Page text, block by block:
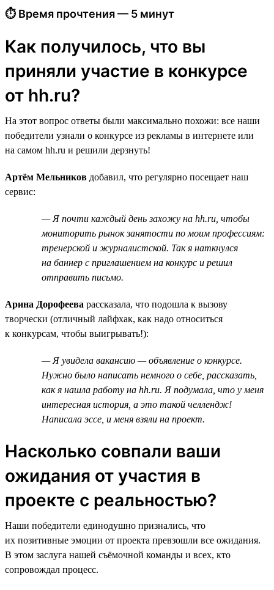
⏱ Время прочтения — 5 минут
Как получилось, что вы
приняли участие в конкурсе
от hh.ru?
На этот вопрос ответы были максимально похожи: все наши
победители узнали о конкурсе из рекламы в интернете или
на самом hh.ru и решили дерзнуть!
Артём Мельников добавил, что регулярно посещает наш
сервис:
— Я почти каждый день захожу на hh.ru, чтобы
мониторить рынок занятости по моим профессиям:
тренерской и журналистской. Так я наткнулся
на баннер с приглашением на конкурс и решил
отправить письмо.
Арина Дорофеева рассказала, что подошла к вызову
творчески (отличный лайфхак, как надо относиться
к конкурсам, чтобы выигрывать!):
— Я увидела вакансию — объявление о конкурсе.
Нужно было написать немного о себе, рассказать,
как я нашла работу на hh.ru. Я подумала, что у меня
интересная история, а это такой челлендж!
Написала эссе, и меня взяли на проект.
Насколько совпали ваши
ожидания от участия в
проекте с реальностью?
Наши победители единодушно признались, что
их позитивные эмоции от проекта превзошли все ожидания.
В этом заслуга нашей съёмочной команды и всех, кто
сопровождал процесс.